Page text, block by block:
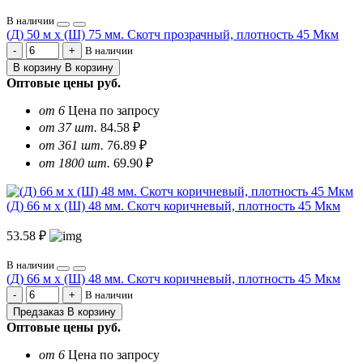
В наличии
(Д) 50 м х (Ш) 75 мм. Скотч прозрачный, плотность 45 Мкм
В наличии
В корзину В корзину
Оптовые цены руб.
от 6 Цена по запросу
от 37 шт. 84.58 ₽
от 361 шт. 76.89 ₽
от 1800 шт. 69.90 ₽
(Д) 66 м х (Ш) 48 мм. Скотч коричневый, плотность 45 Мкм
53.58 ₽
В наличии
(Д) 66 м х (Ш) 48 мм. Скотч коричневый, плотность 45 Мкм
В наличии
Предзаказ В корзину
Оптовые цены руб.
от 6 Цена по запросу